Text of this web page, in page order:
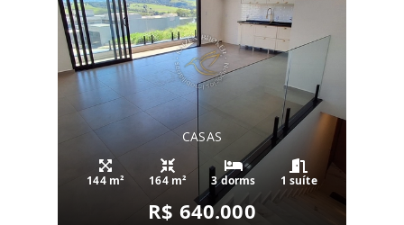
CASAS
144 m² 164 m² 3 dorms 1 suíte
R$ 640.000